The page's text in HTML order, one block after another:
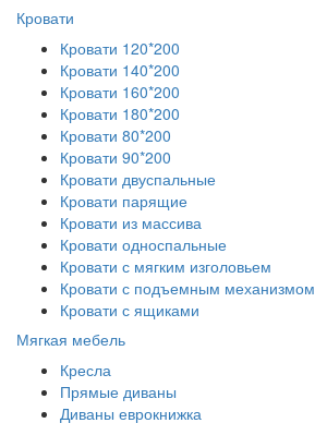
Кровати
Кровати 120*200
Кровати 140*200
Кровати 160*200
Кровати 180*200
Кровати 80*200
Кровати 90*200
Кровати двуспальные
Кровати парящие
Кровати из массива
Кровати односпальные
Кровати с мягким изголовьем
Кровати с подъемным механизмом
Кровати с ящиками
Мягкая мебель
Кресла
Прямые диваны
Диваны еврокнижка